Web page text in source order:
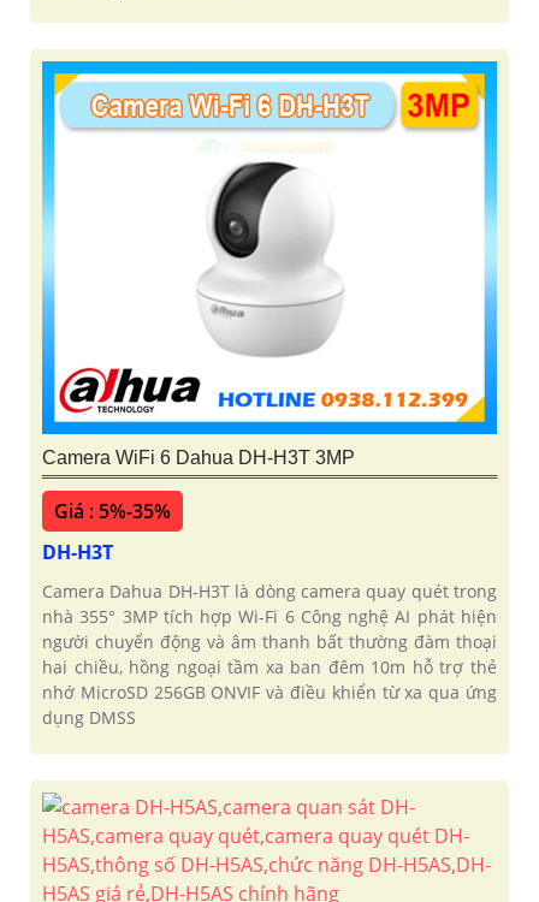
Camera WiFi 6 Dahua DH-H3T 3MP
Giá : 5%-35%
DH-H3T
Camera Dahua DH-H3T là dòng camera quay quét trong
nhà 355° 3MP tích hợp Wi-Fi 6 Công nghệ AI phát hiện
người chuyển động và âm thanh bất thường đàm thoại
hai chiều, hồng ngoại tầm xa ban đêm 10m hỗ trợ thẻ
nhớ MicroSD 256GB ONVIF và điều khiển từ xa qua ứng
dụng DMSS